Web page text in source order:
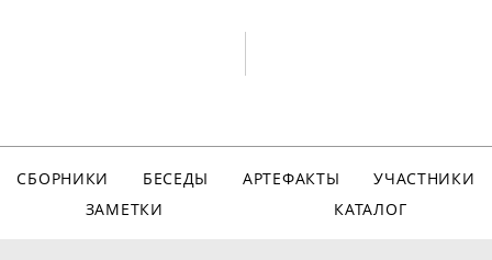
СБОРНИКИ БЕСЕДЫ АРТЕФАКТЫ
УЧАСТНИКИ
ЗАМЕТКИ
КАТАЛОГ